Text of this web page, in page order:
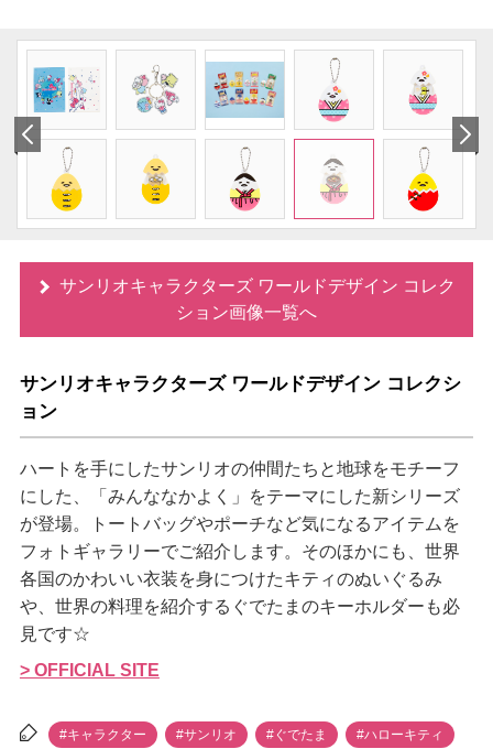
サンリオキャラクターズ ワールドデザイン コレク
ション画像一覧へ
サンリオキャラクターズ ワールドデザイン コレクシ
ョン
ハートを手にしたサンリオの仲間たちと地球をモチーフ
にした、「みんななかよく」をテーマにした新シリーズ
が登場。トートバッグやポーチなど気になるアイテムを
フォトギャラリーでご紹介します。そのほかにも、世界
各国のかわいい衣装を身につけたキティのぬいぐるみ
、世界の料理を紹介するぐでたまのキーホルダーも必
見です☆
> OFFICIAL SITE
#キャラクター #サンリオ #ぐでたま #ハローキティ